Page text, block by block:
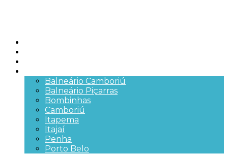
Balneário Camboriú
Balneário Piçarras
Bombinhas
Camboriú
Itapema
Itajaí
Penha
Porto Belo